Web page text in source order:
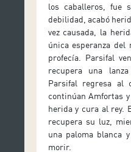
los caballeros, fue
debilidad, acabó
vez causada, la
única esperanza
profecía. Parsifal
recupera una
Parsifal regresa al
continúan Amfortas
herida y cura al rey.
recupera su luz,
una paloma blanca
morir.